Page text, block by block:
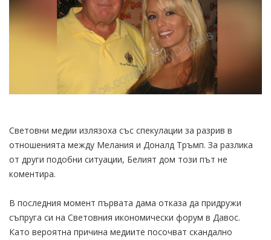
Световни медии излязоха със спекулации за разрив в
отношенията между Мелания и Доналд Тръмп. За разлика
от други подобни ситуации, Белият дом този път не
коментира.
В последния момент първата дама отказа да придружи
съпруга си на Световния икономически форум в Давос.
Като вероятна причина медиите посочват скандално